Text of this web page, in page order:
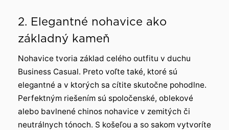
2. Elegantné nohavice ako
základný kameň
Nohavice tvoria základ celého outfitu v duchu
Business Casual. Preto voľte také, ktoré sú
elegantné a v ktorých sa cítite skutočne pohodlne.
Perfektným riešením sú spoločenské, oblekové
alebo bavlnené chinos nohavice v zemitých či
neutrálnych tónoch. S košeľou a so sakom vytvoríte